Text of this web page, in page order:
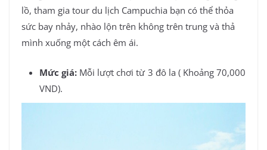
lồ, tham gia tour du lịch Campuchia bạn có thể thỏa
sức bay nhảy, nhào lộn trên không trên trung và thả
mình xuống một cách êm ái.
Mức giá: Mỗi lượt chơi từ 3 đô la ( Khoảng 70,000
VND).